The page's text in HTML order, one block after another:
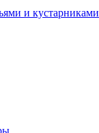
и кустарниками